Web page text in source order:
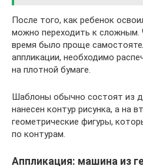
После того, как ребенок
можно переходить к сложным.
время было проще
аппликации, необходимо
на плотной бумаге.
Шаблоны обычно состоят из
нанесен контур рисунка, а на
геометрические фигуры,
по контурам.
Аппликация: машина из